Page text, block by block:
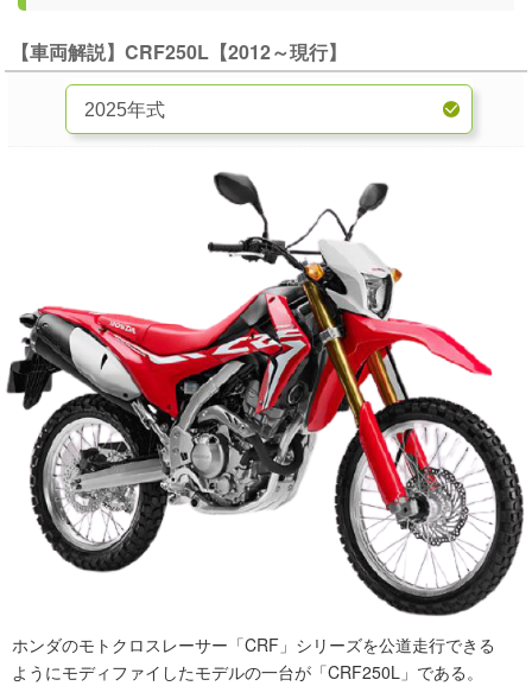
【車両解説】CRF250L【2012～現行】
ホンダのモトクロスレーサー「CRF」シリーズを公道走行できる
ようにモディファイしたモデルの一台が「CRF250L」である。